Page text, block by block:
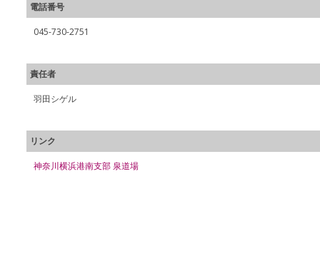
電話番号
045-730-2751
責任者
羽田シゲル
リンク
神奈川横浜港南支部 泉道場